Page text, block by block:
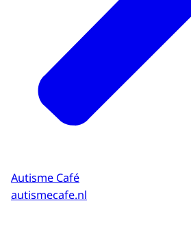
Autisme Café
autismecafe.nl